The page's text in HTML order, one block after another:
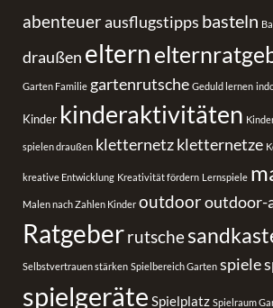
abenteuerausflugstipps basteln
draußen eltern
Garten Familie gartenrutsche Geduld lernen
Kinder kinderaktivitäten
spielen draußen kletternetzkletternetze
kreative Entwicklung Kreativität fördern Lernspiele
Malen nach Zahlen Kinder outdooroutdoor-
Ratgeberrutsche
Selbstvertrauen stärken Spielbereich Garten spiele
spielgeräte Spielplatz Spielraum